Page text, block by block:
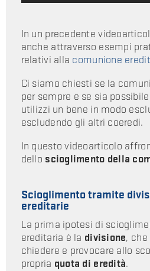
In un precedente
anche attraverso esempi
relativi alla comunione
Ci siamo chiesti se la
per sempre e se sia
utilizzi un bene in modo
escludendo gli altri coeredi.
In questo videoarticolo
dello scioglimento della
Scioglimento tramite
ereditarie
La prima ipotesi di
ereditaria è la divisione,
chiedere e provocare allo
propria quota di eredità.